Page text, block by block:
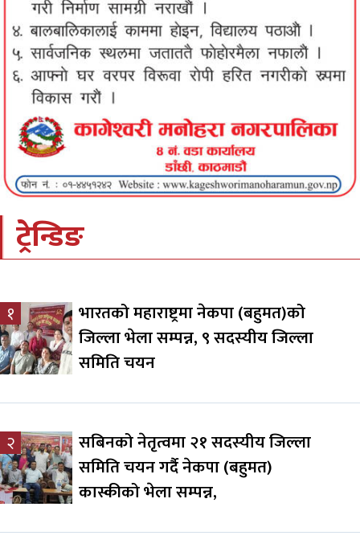
ट्रेन्डिङ
१
भारतको महाराष्ट्रमा नेकपा (बहुमत)को
जिल्ला भेला सम्पन्न, ९ सदस्यीय जिल्ला
समिति चयन
२
सबिनको नेतृत्वमा २१ सदस्यीय जिल्ला
समिति चयन गर्दै नेकपा (बहुमत)
कास्कीको भेला सम्पन्न,